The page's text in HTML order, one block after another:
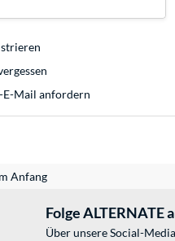
E-Mail anfordern
Anfang
Folge ALTERNATE
Über unsere Social-